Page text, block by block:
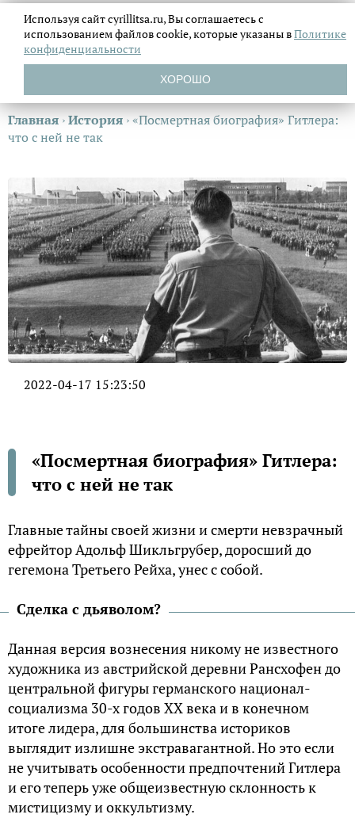
Главная ›История ›«Посмертная биография» Гитлера:
что с ней не так
2022-04-17 15:23:50
«Посмертная биография» Гитлера:
что с ней не так
Главные тайны своей жизни и смерти невзрачный
ефрейтор Адольф Шикльгрубер, доросший до
гегемона Третьего Рейха, унес с собой.
Сделка с дьяволом?
Данная версия вознесения никому не известного
художника из австрийской деревни Рансхофен до
центральной фигуры германского национал-
социализма 30-х годов ХХ века и в конечном
итоге лидера, для большинства историков
выглядит излишне экстравагантной. Но это если
не учитывать особенности предпочтений Гитлера
и его теперь уже общеизвестную склонность к
мистицизму и оккультизму.
Используя сайт cyrillitsa.ru, Вы соглашаетесь с
использованием файловcookie, которые указаны вПолитике
конфиденциальности
ХОРОШО